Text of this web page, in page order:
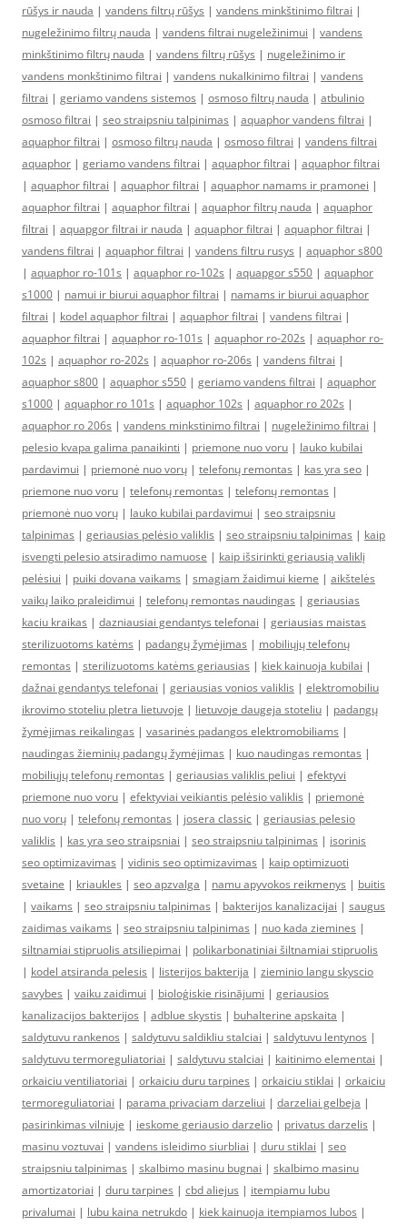
rūšys ir nauda | vandens filtrų rūšys | vandens minkštinimo filtrai |
nugeležinimo filtrų nauda | vandens filtrai nugeležinimui | vandens
minkštinimo filtrų nauda | vandens filtrų rūšys | nugeležinimo ir
vandens monkštinimo filtrai | vandens nukalkinimo filtrai | vandens
filtrai | geriamo vandens sistemos | osmoso filtrų nauda | atbulinio
osmoso filtrai | seo straipsniu talpinimas | aquaphor vandens filtrai |
aquaphor filtrai | osmoso filtrų nauda | osmoso filtrai | vandens filtrai
aquaphor | geriamo vandens filtrai | aquaphor filtrai | aquaphor filtrai
| aquaphor filtrai | aquaphor filtrai | aquaphor namams ir pramonei |
aquaphor filtrai | aquaphor filtrai | aquaphor filtrų nauda | aquaphor
filtrai | aquapgor filtrai ir nauda | aquaphor filtrai | aquaphor filtrai |
vandens filtrai | aquaphor filtrai | vandens filtru rusys | aquaphor s800
| aquaphor ro-101s | aquaphor ro-102s | aquapgor s550 | aquaphor
s1000 | namui ir biurui aquaphor filtrai | namams ir biurui aquaphor
filtrai | kodel aquaphor filtrai | aquaphor filtrai | vandens filtrai |
aquaphor filtrai | aquaphor ro-101s | aquaphor ro-202s | aquaphor ro-
102s | aquaphor ro-202s | aquaphor ro-206s | vandens filtrai |
aquaphor s800 | aquaphor s550 | geriamo vandens filtrai | aquaphor
s1000 | aquaphor ro 101s | aquaphor 102s | aquaphor ro 202s |
aquaphor ro 206s | vandens minkstinimo filtrai | nugeležinimo filtrai |
pelesio kvapa galima panaikinti | priemone nuo voru | lauko kubilai
pardavimui | priemonė nuo vorų | telefonų remontas | kas yra seo |
priemone nuo voru | telefonų remontas | telefonų remontas |
priemonė nuo vorų | lauko kubilai pardavimui | seo straipsniu
talpinimas | geriausias pelėsio valiklis | seo straipsniu talpinimas | kaip
isvengti pelesio atsiradimo namuose | kaip išsirinkti geriausią valiklį
pelėsiui | puiki dovana vaikams | smagiam žaidimui kieme | aikštelės
vaikų laiko praleidimui | telefonų remontas naudingas | geriausias
kaciu kraikas | dazniausiai gendantys telefonai | geriausias maistas
sterilizuotoms katėms | padangų žymėjimas | mobiliųjų telefonų
remontas | sterilizuotoms katėms geriausias | kiek kainuoja kubilai |
dažnai gendantys telefonai | geriausias vonios valiklis | elektromobiliu
ikrovimo stoteliu pletra lietuvoje | lietuvoje daugeja stoteliu | padangų
žymėjimas reikalingas | vasarinės padangos elektromobiliams |
naudingas žieminių padangų žymėjimas | kuo naudingas remontas |
mobiliųjų telefonų remontas | geriausias valiklis peliui | efektyvi
priemone nuo voru | efektyviai veikiantis pelėsio valiklis | priemonė
nuo vorų | telefonų remontas | josera classic | geriausias pelesio
valiklis | kas yra seo straipsniai | seo straipsniu talpinimas | isorinis
seo optimizavimas | vidinis seo optimizavimas | kaip optimizuoti
svetaine | kriaukles | seo apzvalga | namu apyvokos reikmenys | buitis
| vaikams | seo straipsniu talpinimas | bakterijos kanalizacijai | saugus
zaidimas vaikams | seo straipsniu talpinimas | nuo kada ziemines |
siltnamiai stipruolis atsiliepimai | polikarbonatiniai šiltnamiai stipruolis
| kodel atsiranda pelesis | listerijos bakterija | zieminio langu skyscio
savybes | vaiku zaidimui | bioloģiskie risinājumi | geriausios
kanalizacijos bakterijos | adblue skystis | buhalterine apskaita |
saldytuvu rankenos | saldytuvu saldikliu stalciai | saldytuvu lentynos |
saldytuvu termoreguliatoriai | saldytuvu stalciai | kaitinimo elementai |
orkaiciu ventiliatoriai | orkaiciu duru tarpines | orkaiciu stiklai | orkaiciu
termoreguliatoriai | parama privaciam darzeliui | darzeliai gelbeja |
pasirinkimas vilniuje | ieskome geriausio darzelio | privatus darzelis |
masinu voztuvai | vandens isleidimo siurbliai | duru stiklai | seo
straipsniu talpinimas | skalbimo masinu bugnai | skalbimo masinu
amortizatoriai | duru tarpines | cbd aliejus | itempiamu lubu
privalumai | lubu kaina netrukdo | kiek kainuoja itempiamos lubos |